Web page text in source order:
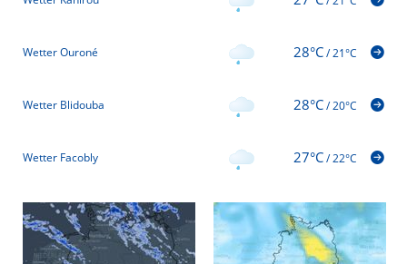
Wetter Ouroné 28°C/21°C
Wetter Blidouba 28°C/20°C
Wetter Facobly 27°C/22°C